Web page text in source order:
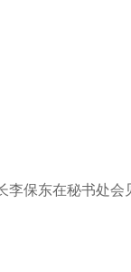
保东在秘书处会